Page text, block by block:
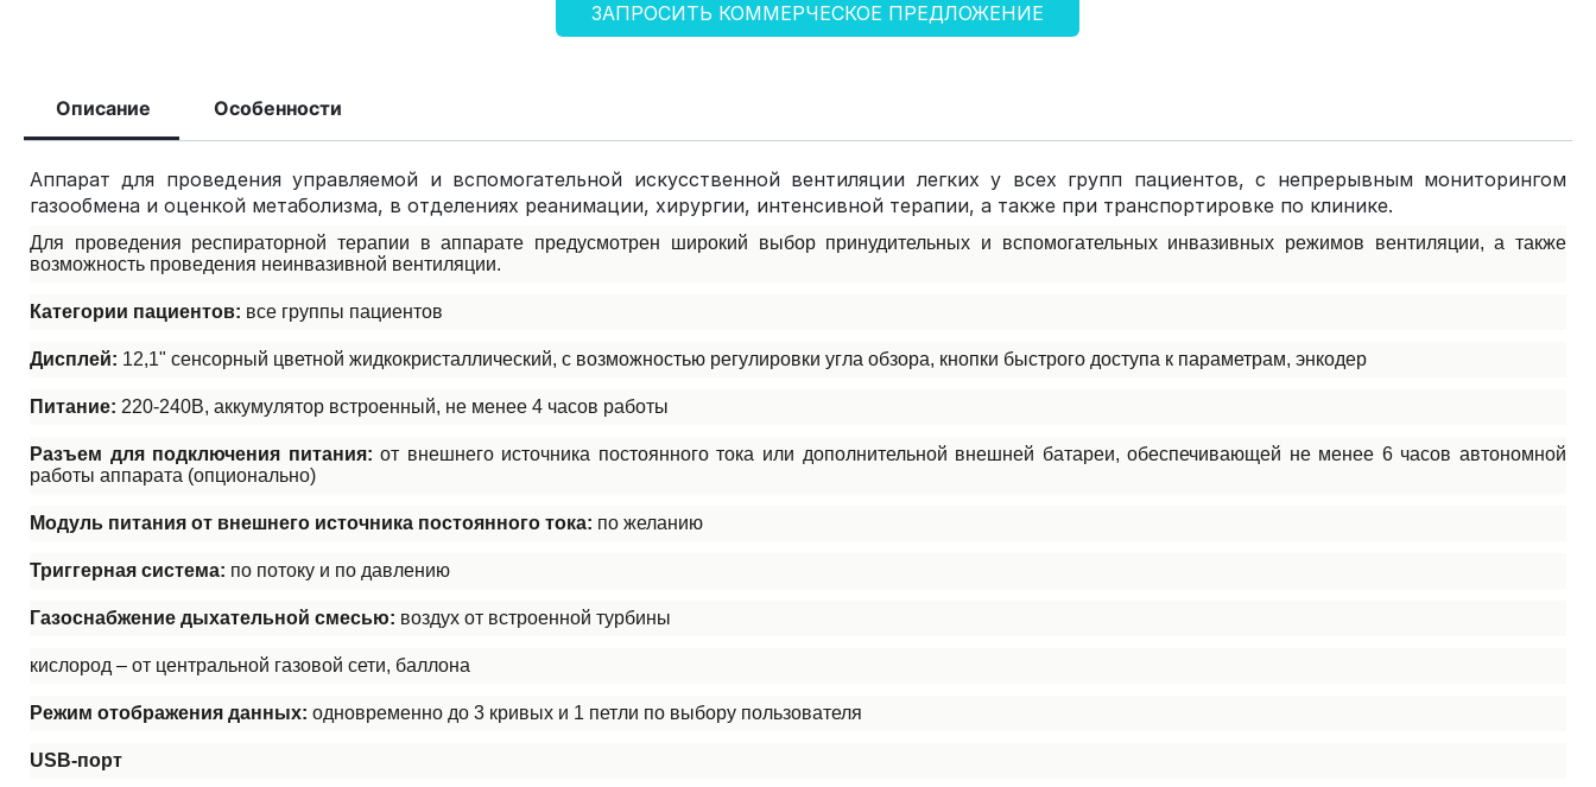
ЗАПРОСИТЬ КОММЕРЧЕСКОЕ ПРЕДЛОЖЕНИЕ
Описание Особенности
Аппарат для проведения управляемой и вспомогательной искусственной вентиляции легких у всех групп пациентов, с непрерывным мониторингом
газообмена и оценкой метаболизма, в отделениях реанимации, хирургии, интенсивной терапии, а также при транспортировке по клинике.
Для проведения респираторной терапии в аппарате предусмотрен широкий выбор принудительных и вспомогательных инвазивных режимов вентиляции, а также
возможность проведения неинвазивной вентиляции.
Категории пациентов: все группы пациентов
Дисплей: 12,1" сенсорный цветной жидкокристаллический, с возможностью регулировки угла обзора, кнопки быстрого доступа к параметрам, энкодер
Питание: 220-240В, аккумулятор встроенный, не менее 4 часов работы
Разъем для подключения питания: от внешнего источника постоянного тока или дополнительной внешней батареи, обеспечивающей не менее 6 часов автономной
работы аппарата (опционально)
Модуль питания от внешнего источника постоянного тока: по желанию
Триггерная система: по потоку и по давлению
Газоснабжение дыхательной смесью: воздух от встроенной турбины
кислород – от центральной газовой сети, баллона
Режим отображения данных: одновременно до 3 кривых и 1 петли по выбору пользователя
USB-порт